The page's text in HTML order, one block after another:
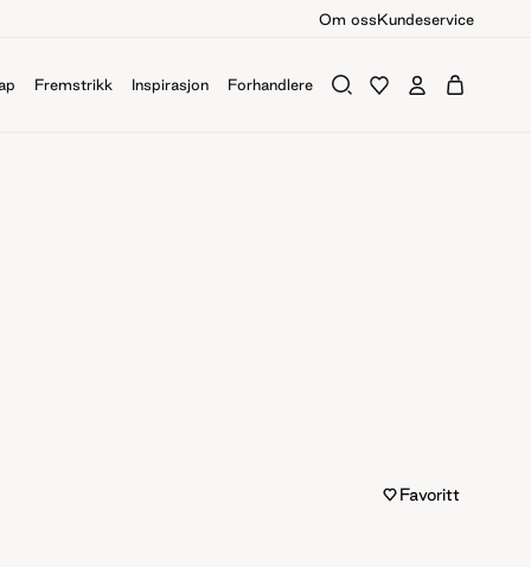
Om ossKundeservice
Fremstrikk Inspirasjon Forhandlere
Favoritt